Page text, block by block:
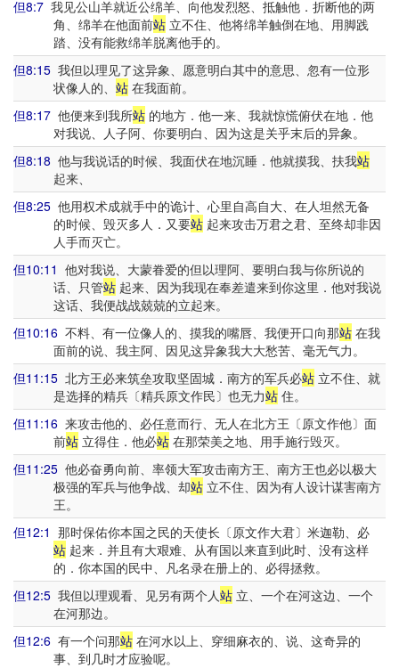
但8:7 我见公山羊就近公绵羊、向他发烈怒、抵触他．折断他的两
角、绵羊在他面前站立不住、他将绵羊触倒在地、用脚践
踏、没有能救绵羊脱离他手的。
但8:15 我但以理见了这异象、愿意明白其中的意思、忽有一位形
状像人的、 站在我面前。
但8:17 他便来到我所站 的地方．他一来、我就惊慌俯伏在地．他
对我说、人子阿、你要明白、因为这是关乎末后的异象。
但8:18 他与我说话的时候、我面伏在地沉睡．他就摸我、扶我站
起来、
但8:25 他用权术成就手中的诡计、心里自高自大、在人坦然无备
的时候、毁灭多人．又要站起来攻击万君之君、至终却非因
人手而灭亡。
但10:11 他对我说、大蒙眷爱的但以理阿、要明白我与你所说的
话、只管站起来、因为我现在奉差遣来到你这里．他对我说
这话、我便战战兢兢的立起来。
但10:16 不料、有一位像人的、摸我的嘴唇、我便开口向那站 在我
面前的说、我主阿、因见这异象我大大愁苦、毫无气力。
但11:15 北方王必来筑垒攻取坚固城．南方的军兵必站 立不住、就
是选择的精兵〔精兵原文作民〕也无力站住。
但11:16 来攻击他的、必任意而行、无人在北方王〔原文作他〕面
前站立得住．他必站在那荣美之地、用手施行毁灭。
但11:25 他必奋勇向前、率领大军攻击南方王、南方王也必以极大
极强的军兵与他争战、却站立不住、因为有人设计谋害南方
王。
但12:1 那时保佑你本国之民的天使长〔原文作大君〕米迦勒、必
站起来．并且有大艰难、从有国以来直到此时、没有这样
的．你本国的民中、凡名录在册上的、必得拯救。
但12:5 我但以理观看、见另有两个人站 立、一个在河这边、一个
在河那边。
但12:6 有一个问那站 在河水以上、穿细麻衣的、说、这奇异的
事、到几时才应验呢。